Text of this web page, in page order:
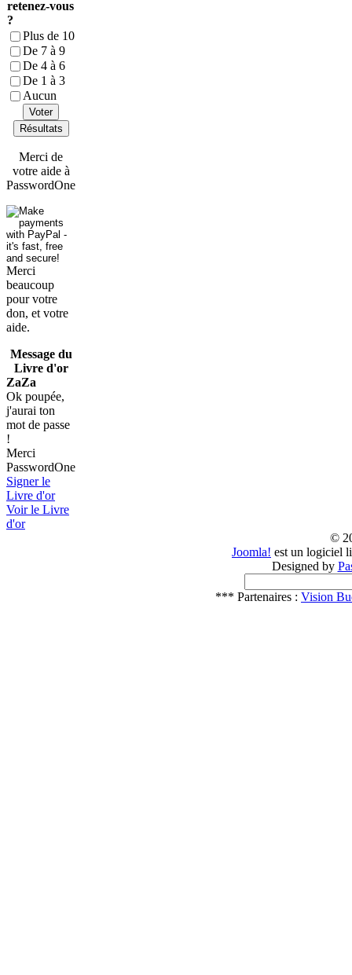
retenez-vous
?
Plus de 10
De 7 à 9
De 4 à 6
De 1 à 3
Aucun
Voter
Résultats
Merci de
votre aide à
PasswordOne
Merci
beaucoup
pour votre
don, et votre
aide.
Message du
Livre d'or
ZaZa
Ok poupée,
j'aurai ton
mot de passe
!
Merci
PasswordOne
Signer le
Livre d'or
Voir le Livre
d'or
©
Joomla! est un logiciel
Designed by
*** Partenaires : Vision